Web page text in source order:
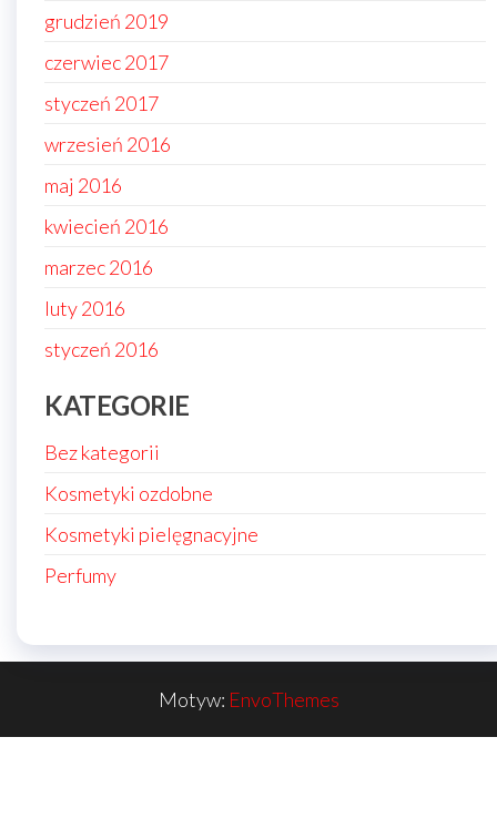
grudzień 2019
czerwiec 2017
styczeń 2017
wrzesień 2016
maj 2016
kwiecień 2016
marzec 2016
luty 2016
styczeń 2016
KATEGORIE
Bez kategorii
Kosmetyki ozdobne
Kosmetyki pielęgnacyjne
Perfumy
Motyw: EnvoThemes